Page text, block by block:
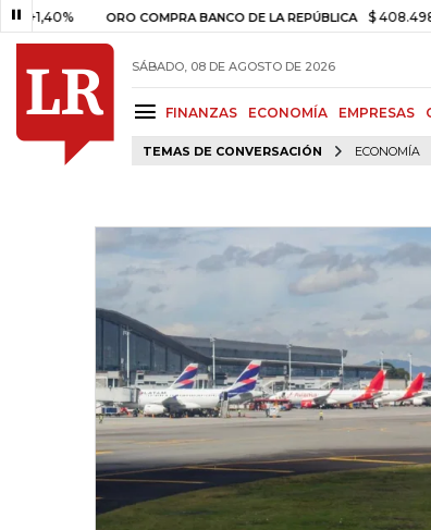
ORO COMPRA BANCO DE LA REPÚBLICA $ 408.498,97 +$
SÁBADO, 08 DE AGOSTO DE 2026
FINANZAS ECONOMÍA EMPRESAS
TEMAS DE CONVERSACIÓN ECONOMÍA